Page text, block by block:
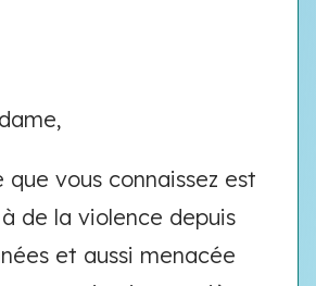
que vous connaissez est
de la violence depuis
et aussi menacée